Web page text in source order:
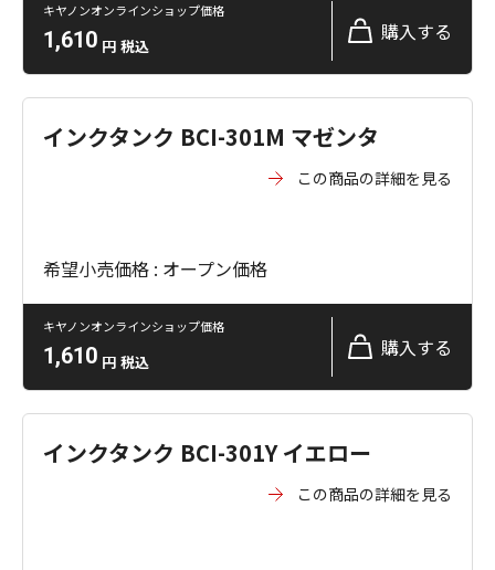
キヤノンオンラインショップ価格
1,610 円 税込
購入する
インクタンク BCI-301M マゼンタ
この商品の詳細を見る
希望小売価格 : オープン価格
キヤノンオンラインショップ価格
1,610 円 税込
購入する
インクタンク BCI-301Y イエロー
この商品の詳細を見る